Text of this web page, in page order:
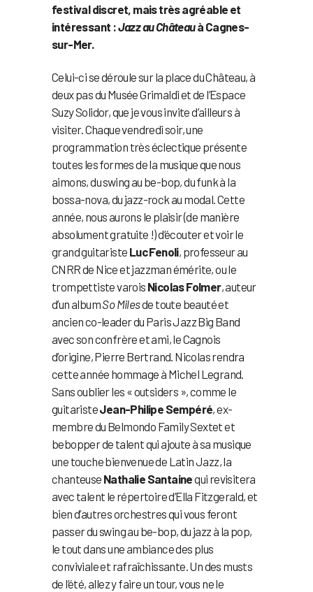
festival discret, mais très agréable et
intéressant :Jazz au Châteauà Cagnes-
sur-Mer.
Celui-ci se déroule sur la place du Château, à
deux pas du Musée Grimaldi et de l’Espace
Suzy Solidor, que je vous invite d’ailleurs à
visiter. Chaque vendredi soir, une
programmation très éclectique présente
toutes les formes de la musique que nous
aimons, du swing au be-bop, du funk à la
bossa-nova, du jazz-rock au modal. Cette
année, nous aurons le plaisir (de manière
absolument gratuite !) d’écouter et voir le
grand guitariste Luc Fenoli, professeur au
CNRR de Nice et jazzman émérite, ou le
trompettiste varois Nicolas Folmer, auteur
d’un albumSo Milesde toute beauté et
ancien co-leader du Paris Jazz Big Band
avec son confrère et ami, le Cagnois
d’origine, Pierre Bertrand. Nicolas rendra
cette année hommage à Michel Legrand.
Sans oublier les « outsiders », comme le
guitaristeJean-Philipe Sempéré, ex-
membre du Belmondo Family Sextet et
bebopper de talent qui ajoute à sa musique
une touche bienvenue de Latin Jazz, la
chanteuse Nathalie Santainequi revisitera
avec talent le répertoire d’Ella Fitzgerald, et
bien d’autres orchestres qui vous feront
passer du swing au be-bop, du jazz à la pop,
le tout dans une ambiance des plus
conviviale et rafraîchissante. Un des musts
de l’été, allez y faire un tour, vous ne le